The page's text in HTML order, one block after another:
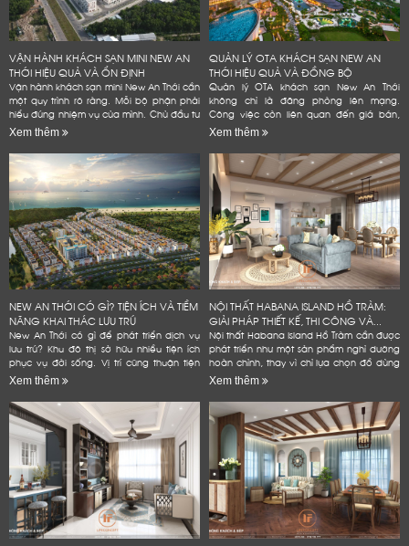
VẬN HÀNH KHÁCH SẠN MINI NEW AN
THỚI HIỆU QUẢ VÀ ỔN ĐỊNH
Vận hành khách sạn mini New An Thới cần
một quy trình rõ ràng. Mỗi bộ phận phải
hiểu đúng nhiệm vụ của mình. Chủ đầu tư
cũng cần kiểm soát phòng, giá bán và
Xem thêm
QUẢN LÝ OTA KHÁCH SẠN NEW AN
THỚI HIỆU QUẢ VÀ ĐỒNG BỘ
Quản lý OTA khách sạn New An Thới
không chỉ là đăng phòng lên mạng.
Công việc còn liên quan đến giá bán,
tồn phòng và đánh giá. Một quy trình rõ
Xem thêm
NEW AN THỚI CÓ GÌ? TIỆN ÍCH VÀ TIỀM
NĂNG KHAI THÁC LƯU TRÚ
New An Thới có gì để phát triển dịch vụ
lưu trú? Khu đô thị sở hữu nhiều tiện ích
phục vụ đời sống. Vị trí cũng thuận tiện
kết nối các điểm đến tại Nam đảo. Đây
Xem thêm
NỘI THẤT HABANA ISLAND HỒ TRÀM:
GIẢI PHÁP THIẾT KẾ, THI CÔNG VÀ...
Nội thất Habana Island Hồ Tràm cần được
phát triển như một sản phẩm nghỉ dưỡng
hoàn chỉnh, thay vì chỉ lựa chọn đồ dùng
theo sở thích hoặc lấp đầy các khoảng
Xem thêm
Cảm ơn quý khách đã để lại thông tin.
Chúng tôi sẽ liên hệ lại trong thời gian sớm nhất